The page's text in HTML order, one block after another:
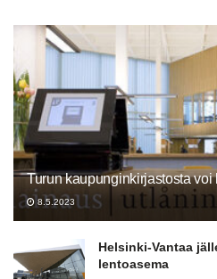
Turun kaupunginkirjastosta
8.5.2023
Helsinki-Vantaa
lentoasema